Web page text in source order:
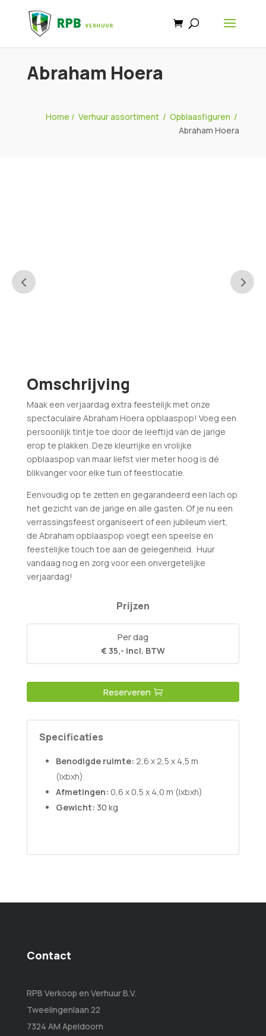
Abraham Hoera
Home /Verhuur assortiment /Opblaasfiguren /
Abraham Hoera
Omschrijving
Maak een verjaardag extra feestelijk met onze
spectaculaire Abraham Hoera opblaaspop! Voeg een
persoonlijk tintje toe door de leeftijd van de jarige
erop te plakken. Deze kleurrijke en vrolijke
opblaaspop van maar liefst vier meter hoog is dé
blikvanger voor elke tuin of feestlocatie.
Eenvoudig op te zetten en gegarandeerd een lach op
het gezicht van de jarige en alle gasten. Of je nu een
verrassingsfeest organiseert of een jubileum viert,
de Abraham opblaaspop voegt een speelse en
feestelijke touch toe aan de gelegenheid. Huur
vandaag nog en zorg voor een onvergetelijke
verjaardag!
Prijzen
Per dag
€ 35,- incl. BTW
Reserveren
Specificaties
Benodigde ruimte: 2,6 x 2,5 x 4,5 m
(lxbxh)
Afmetingen: 0,6 x 0,5 x 4,0 m (lxbxh)
Gewicht: 30 kg
Contact
RPB Verkoop en Verhuur B.V.
Tweelingenlaan 22
7324 AM Apeldoorn